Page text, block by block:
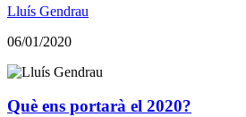
Lluís Gendrau
06/01/2020
​​Què ens portarà el 2020?